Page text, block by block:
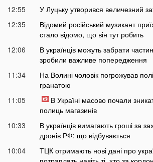
12:55
У Луцьку утворився величезний
12:35
Відомий російський музикант
стало відомо, що він тут робить
12:06
В українців можуть забрати
зробили важливе попередження
11:34
На Волині чоловік погрожував
гранатою
11:05
В Україні масово почали
полиць магазинів
10:33
В українців вимагають гроші за
дронів РФ: що відбувається
10:04
ТЦК отримають нові дані про